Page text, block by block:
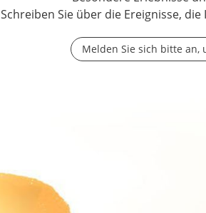
Schreiben Sie über die Ereignisse,
Melden Sie sich bitte an,